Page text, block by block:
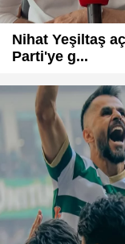
Nihat Yeşiltaş
Parti'ye g...